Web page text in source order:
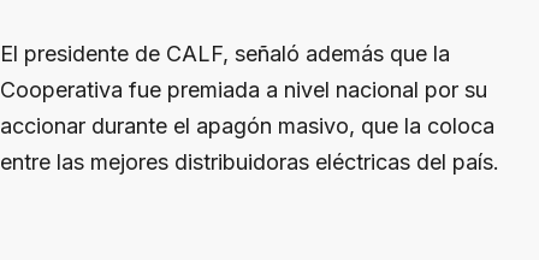
El presidente de CALF, señaló además que la
Cooperativa fue premiada a nivel nacional por su
accionar durante el apagón masivo, que la coloca
entre las mejores distribuidoras eléctricas del país.